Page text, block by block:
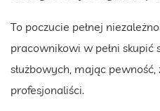
To poczucie pełnej
pracownikowi w pełni skupić
służbowych, mając pewność,
profesjonaliści.